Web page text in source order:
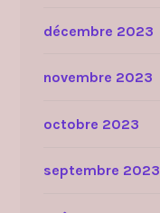
décembre 2023
novembre 2023
octobre 2023
septembre 2023